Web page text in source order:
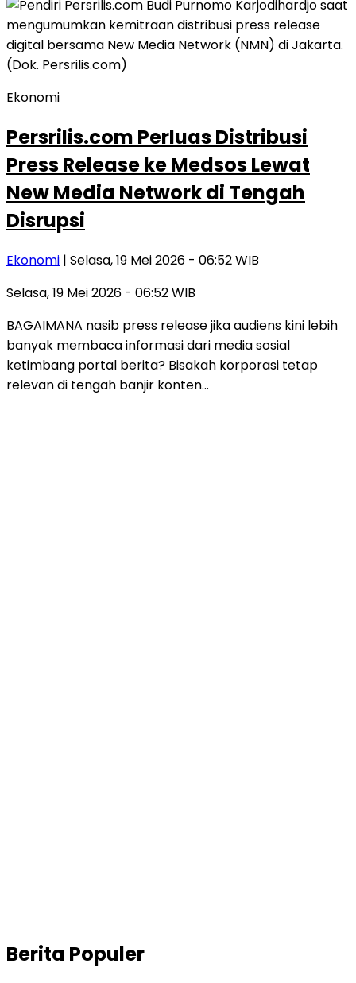
Ekonomi
Persrilis.com Perluas Distribusi
Press Release ke Medsos Lewat
New Media Network di Tengah
Disrupsi
Ekonomi | Selasa, 19 Mei 2026 - 06:52 WIB
Selasa, 19 Mei 2026 - 06:52 WIB
BAGAIMANA nasib press release jika audiens kini lebih
banyak membaca informasi dari media sosial
ketimbang portal berita? Bisakah korporasi tetap
relevan di tengah banjir konten…
Berita Populer